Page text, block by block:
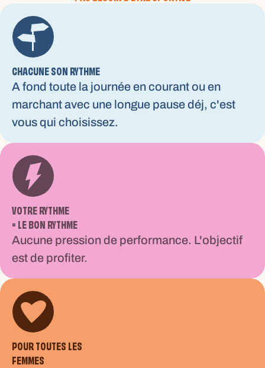
CHACUNE SON RYTHME
A fond toute la journée en courant ou en
marchant avec une longue pause déj, c'est
vous qui choisissez.
VOTRE RYTHME
= LE BON RYTHME
Aucune pression de performance. L'objectif
est de profiter.
POUR TOUTES LES
FEMMES